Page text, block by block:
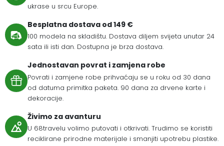
ukrase u srcu Europe.
Besplatna dostava od 149 €
100 modela na skladištu. Dostava diljem svijeta unutar 24
sata ili isti dan. Dostupna je brza dostava.
Jednostavan povrat i zamjena robe
Povrati i zamjene robe prihvaćaju se u roku od 30 dana
od datuma primitka paketa. 90 dana za drvene karte i
dekoracije.
Živimo za avanturu
U 68travelu volimo putovati i otkrivati. Trudimo se koristiti
reciklirane prirodne materijale i smanjiti upotrebu plastike.